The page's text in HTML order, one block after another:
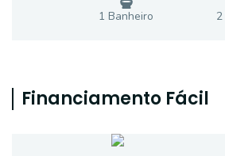
1 Banheiro 2
Financiamento Fácil